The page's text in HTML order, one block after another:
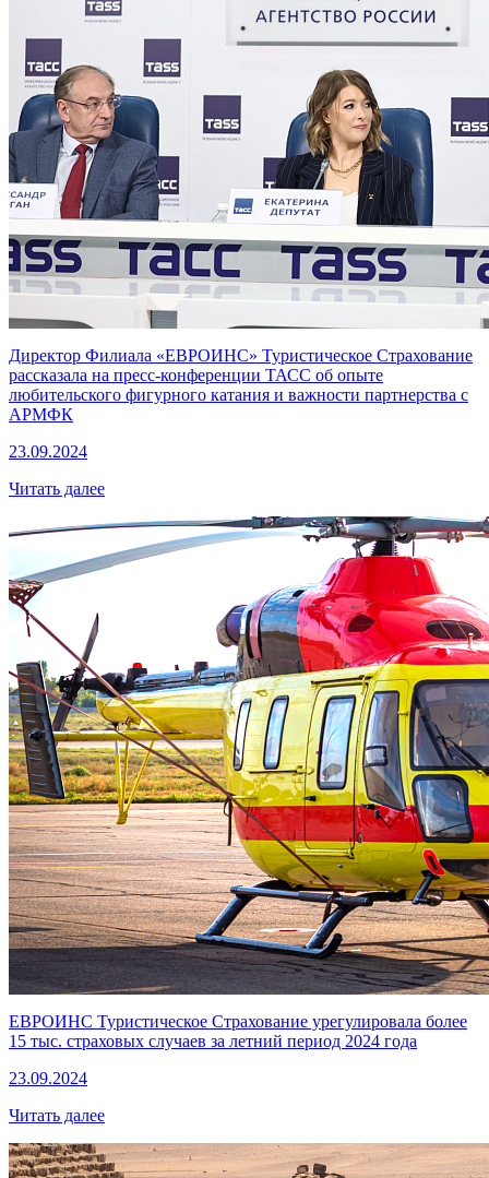
Директор Филиала «ЕВРОИНС» Туристическое Страхование
рассказала на пресс-конференции ТАСС об опыте
любительского фигурного катания и важности партнерства с
АРМФК
23.09.2024
Читать далее
ЕВРОИНС Туристическое Страхование урегулировала более
15 тыс. страховых случаев за летний период 2024 года
23.09.2024
Читать далее